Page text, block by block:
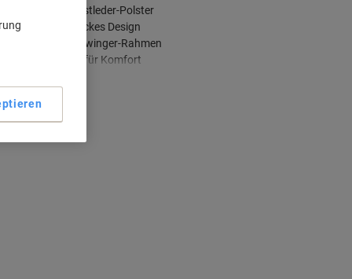
Bequemes Kunstleder-Polster
Modernes, schickes Design
Stabiler Freischwinger-Rahmen
Wippmechanik für Komfort